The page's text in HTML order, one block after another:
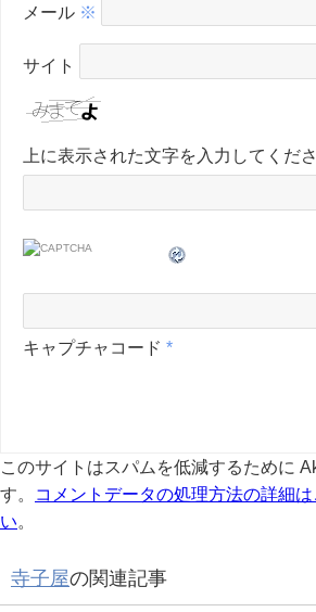
メール ※
サイト
上に表示された文字を入力してくださ
キャプチャコード *
このサイトはスパムを低減するために
す。
コメントデータの処理方法の詳細
い
寺子屋の関連記事